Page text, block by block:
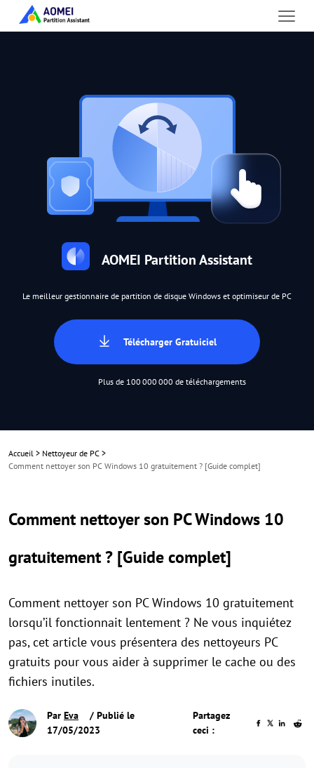
AOMEI Partition Assistant
Le meilleur gestionnaire de partition de disque Windows et optimiseur de PC
Télécharger Gratuiciel
Plus de 100 000 000 de téléchargements
Accueil > Nettoyeur de PC >
Comment nettoyer son PC Windows 10 gratuitement ? [Guide complet]
Comment nettoyer son PC Windows 10
gratuitement ? [Guide complet]
Comment nettoyer son PC Windows 10 gratuitement
lorsqu’il fonctionnait lentement ? Ne vous inquiétez
pas, cet article vous présentera des nettoyeurs PC
gratuits pour vous aider à supprimer le cache ou des
fichiers inutiles.
Par Eva
/ Publié le
17/05/2023
Partagez
ceci :